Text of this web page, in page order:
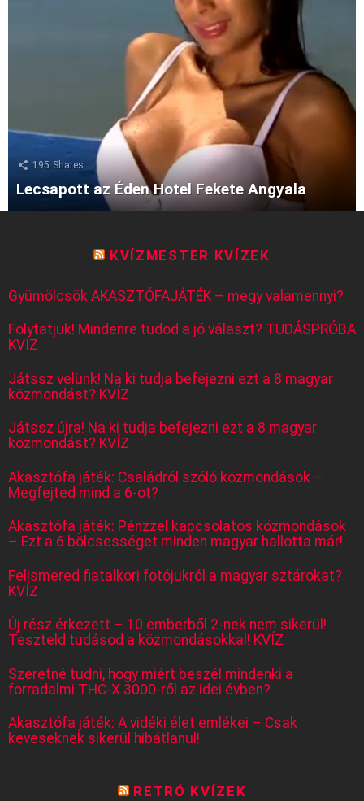
195 Shares
Lecsapott az Éden Hotel Fekete Angyala
KVÍZMESTER KVÍZEK
Gyümölcsök AKASZTÓFAJÁTÉK – megy valamennyi?
Folytatjuk! Mindenre tudod a jó választ? TUDÁSPRÓBA
KVÍZ
Játssz velünk! Na ki tudja befejezni ezt a 8 magyar
közmondást? KVÍZ
Játssz újra! Na ki tudja befejezni ezt a 8 magyar
közmondást? KVÍZ
Akasztófa játék: Családról szóló közmondások –
Megfejted mind a 6-ot?
Akasztófa játék: Pénzzel kapcsolatos közmondások
– Ezt a 6 bölcsességet minden magyar hallotta már!
Felismered fiatalkori fotójukról a magyar sztárokat?
KVÍZ
Új rész érkezett – 10 emberből 2-nek nem sikerül!
Teszteld tudásod a közmondásokkal! KVÍZ
Szeretné tudni, hogy miért beszél mindenki a
forradalmi THC-X 3000-ről az idei évben?
Akasztófa játék: A vidéki élet emlékei – Csak
keveseknek sikerül hibátlanul!
RETRÓ KVÍZEK